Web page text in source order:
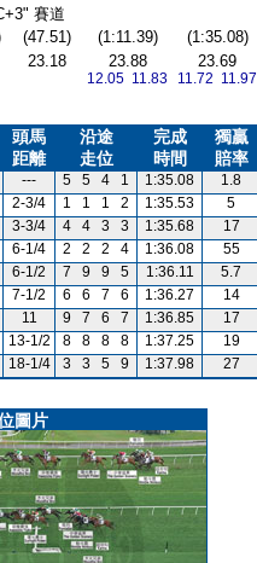
賽道
(47.51) (1:11.39)
(1:35.08)
23.18 23.88
12.05 11.83
23.69
11.72 11.97
頭馬
距離
沿途
走位
完成
時間
獨贏
賠率
--- 5 5 4 1 1:35.08
1.8
2-3/4 1 1 1 2 1:35.53
5
3-3/4 4 4 3 3 1:35.68
17
6-1/4 2 2 2 4 1:36.08
55
6-1/2 7 9 9 5 1:36.11
5.7
7-1/2 6 6 7 6 1:36.27
14
11 9 7 6 7 1:36.85
17
13-1/2 8 8 8 8 1:37.25
19
18-1/4 3 3 5 9 1:37.98 27
圖片